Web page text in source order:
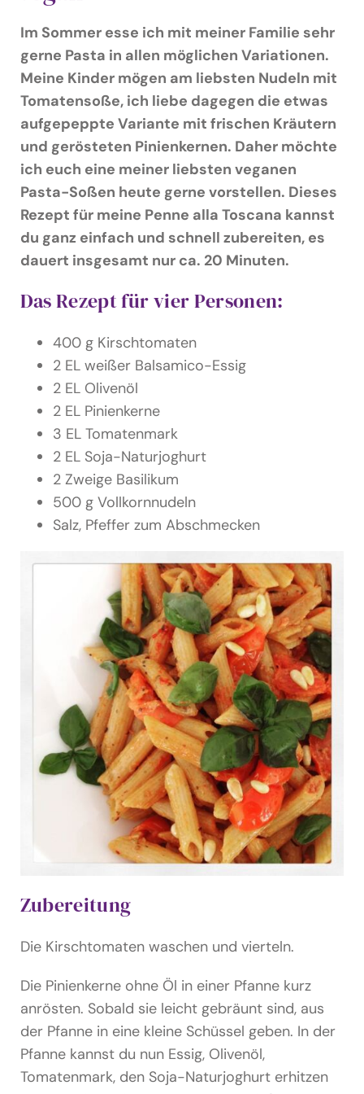
Podcast & Blog
nach:
Im Sommer esse ich mit meiner Familie sehr
gerne Pasta in allen möglichen Variationen.
Meine Kinder mögen am liebsten Nudeln mit
Tomatensoße, ich liebe dagegen die etwas
aufgepeppte Variante mit frischen Kräutern
und gerösteten Pinienkernen. Daher möchte
ich euch eine meiner liebsten veganen
Pasta-Soßen heute gerne vorstellen. Dieses
Rezept für meine Penne alla Toscana kannst
du ganz einfach und schnell zubereiten, es
dauert insgesamt nur ca. 20 Minuten.
Das Rezept für vier Personen:
400 g Kirschtomaten
2 EL weißer Balsamico-Essig
2 EL Olivenöl
2 EL Pinienkerne
3 EL Tomatenmark
2 EL Soja-Naturjoghurt
2 Zweige Basilikum
500 g Vollkornnudeln
Salz, Pfeffer zum Abschmecken
Zubereitung
Die Kirschtomaten waschen und vierteln.
Die Pinienkerne ohne Öl in einer Pfanne kurz
anrösten. Sobald sie leicht gebräunt sind, aus
der Pfanne in eine kleine Schüssel geben. In der
Pfanne kannst du nun Essig, Olivenöl,
Tomatenmark, den Soja-Naturjoghurt erhitzen